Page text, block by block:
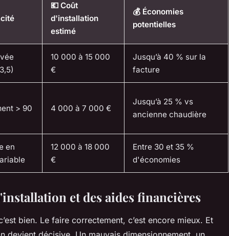
💶 Coût
d'installation
estimé
💰 Économies
potentielles
10 000 à 15 000
€
Jusqu’à 40 % sur la
facture
> 90
4 000 à 7 000 €
Jusqu’à 25 % vs
ancienne chaudière
en
12 000 à 18 000
€
Entre 30 et 35 %
d'économies
et des aides financières
bien. Le faire correctement, c’est encore mieux. Et